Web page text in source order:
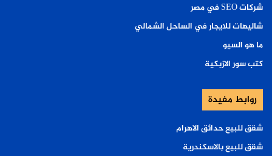
شركات SEO في مصر
شاليهات للايجار في الساحل الشمالي
ما هو السيو
كتب سور الازبكية
روابط مفيدة
شقق للبيع حدائق الاهرام
شقق للبيع بالاسكندرية